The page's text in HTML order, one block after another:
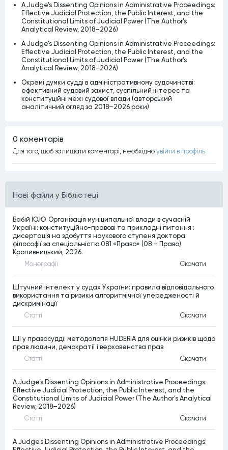
Нові файли у Бібліотеці
Бабій Ю.Ю. Організація муніципальної влади в сучасній
Україні: конституційно-правові та прикладні питання :
дисертація на здобуття наукового ступеня доктора
філософії за спеціальністю 081 «Право» (08 – Право).
Кропивницький, 2026.
Монографiї Скачати
Штучний інтелект у судах України: правила відповідального
використання та ризики алгоритмічної упередженості й
дискримінації
Статтi Скачати
ШІ у правосудді: методологія HUDERIA для оцінки ризиків щодо
прав людини, демократії і верховенства прав
Статтi Скачати
A Judge’s Dissenting Opinions in Administrative Proceedings:
Effective Judicial Protection, the Public Interest, and the
Constitutional Limits of Judicial Power (The Author’s Analytical
Review, 2018–2026)
Статтi Скачати
A Judge’s Dissenting Opinions in Administrative Proceedings:
A Judge’s Dissenting Opinions in Administrative Proceedings:
Effective Judicial Protection, the Public Interest, and the
Constitutional Limits of Judicial Power (The Author’s
Analytical Review, 2018–2026)
A Judge’s Dissenting Opinions in Administrative Proceedings:
Effective Judicial Protection, the Public Interest, and the
Constitutional Limits of Judicial Power (The Author’s
Analytical Review, 2018–2026)
Окремі думки судді в адміністративному судочинстві:
ефективний судовий захист, суспільний інтерес та
конституційні межі судової влади (авторський
аналітичний огляд за 2018–2026 роки)
0 коментарiв
Для того, щоб залишати коментарi, необхiдно увiйти в профiль